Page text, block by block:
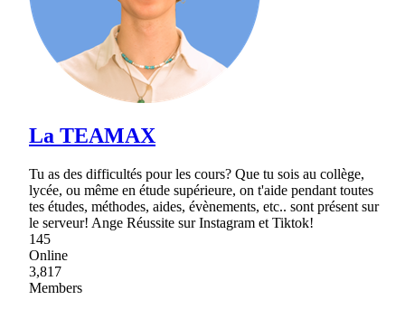
La TEAMAX
Tu as des difficultés pour les cours? Que tu sois au collège,
lycée, ou même en étude supérieure, on t'aide pendant toutes
tes études, méthodes, aides, évènements, etc.. sont présent sur
le serveur! Ange Réussite sur Instagram et Tiktok!
145
Online
3,817
Members